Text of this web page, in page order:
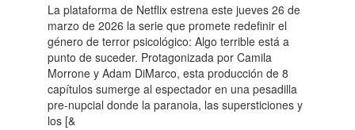
La plataforma de Netflix estrena este jueves 26 de
marzo de 2026 la serie que promete redefinir el
género de terror psicológico: Algo terrible está a
punto de suceder. Protagonizada por Camila
Morrone y Adam DiMarco, esta producción de 8
capítulos sumerge al espectador en una pesadilla
pre-nupcial donde la paranoia, las supersticiones y
los [&